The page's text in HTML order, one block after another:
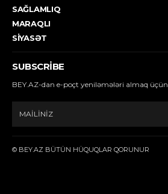
SAĞLAMLIQ
MARAQLI
SIYASƏT
SUBSCRIBE
BEY.AZ-dan e-poçt yeniləmələri almaq üçün.
© BEY.AZ BÜTÜN HÜQUQLAR QORUNUR